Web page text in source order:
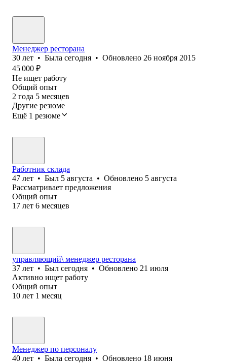
Менеджер ресторана
30 лет • Была сегодня • Обновлено 26 ноября 2015
45 000 ₽
Не ищет работу
Общий опыт
2 года 5 месяцев
Другие резюме
Ещё 1 резюме
Работник склада
47 лет • Был 5 августа • Обновлено 5 августа
Рассматривает предложения
Общий опыт
17 лет 6 месяцев
управляющий\ менеджер ресторана
37 лет • Был сегодня • Обновлено 21 июля
Активно ищет работу
Общий опыт
10 лет 1 месяц
Менеджер по персоналу
40 лет • Была сегодня • Обновлено 18 июня